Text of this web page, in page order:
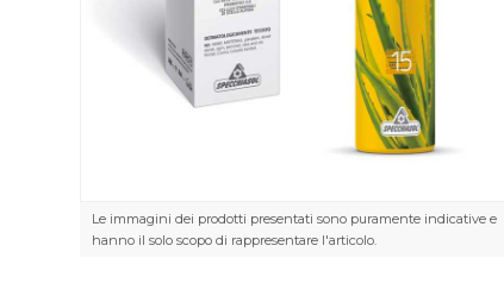
Le immagini dei prodotti presentati sono puramente indicative e
hanno il solo scopo di rappresentare l'articolo.